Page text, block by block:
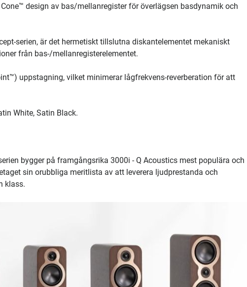
design av bas/mellanregister för överlägsen basdynamik och
serien, är det hermetiskt tillslutna diskantelementet mekaniskt
från bas-/mellanregisterelementet.
uppstagning, vilket minimerar lågfrekvens-reverberation för att
White, Satin Black.
bygger på framgångsrika 3000i - Q Acoustics mest populära och
sin orubbliga meritlista av att leverera ljudprestanda och
klass.